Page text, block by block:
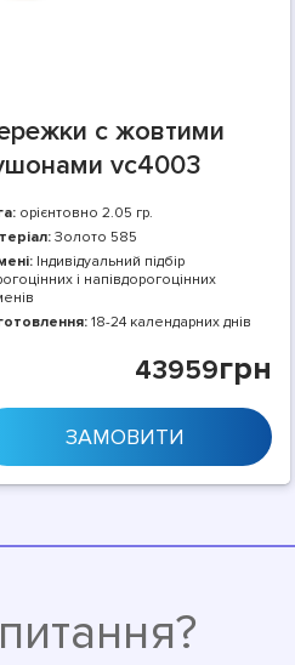
с жовтими
vc4003
орієнтовно 2.05 гр.
Золото 585
Індивідуальний підбір
і напівдорогоцінних
18-24 календарних днів
43959грн
ЗАМОВИТИ